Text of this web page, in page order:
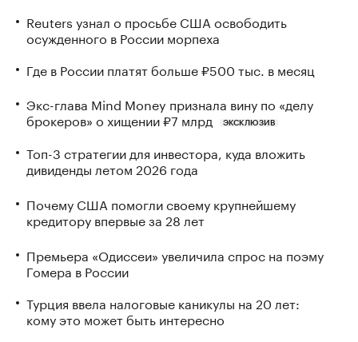
Reuters узнал о просьбе США освободить
осужденного в России морпеха
Где в России платят больше ₽500 тыс. в месяц
Экс-глава Mind Money признала вину по «делу
брокеров» о хищении ₽7 млрд
ЭКСКЛЮЗИВ
Топ-3 стратегии для инвестора, куда вложить
дивиденды летом 2026 года
Почему США помогли своему крупнейшему
кредитору впервые за 28 лет
Премьера «Одиссеи» увеличила спрос на поэму
Гомера в России
Турция ввела налоговые каникулы на 20 лет:
кому это может быть интересно